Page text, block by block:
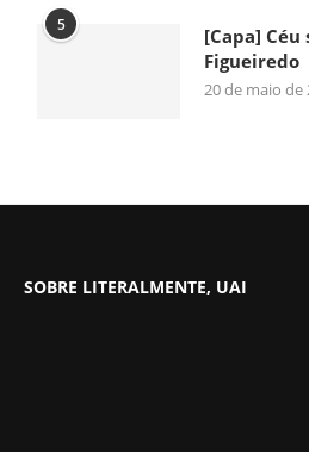
5
[Capa]
Figueiredo
20 de maio de
SOBRE LITERALMENTE, UAI